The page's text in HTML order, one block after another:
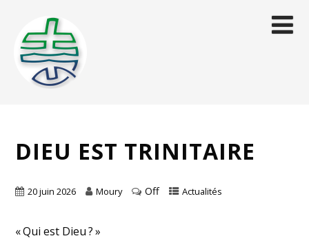
DIEU EST TRINITAIRE
20 juin 2026 Moury Off Actualités
« Qui est Dieu ? »